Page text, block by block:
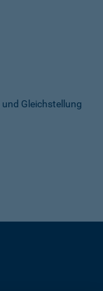
Gleichstellung